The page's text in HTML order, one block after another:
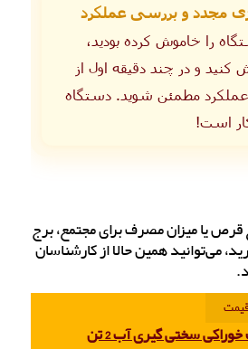
مجدد و بررسی عملکرد
را خاموش کرده بودید،
و در چند دقیقه اول از
مطمئن شوید. دستگاه
است!
قرص یا میزان مصرف برای مجتمع، برج
می‌توانید همین حالا از کارشناسان
سختی گیری آب 2 تن